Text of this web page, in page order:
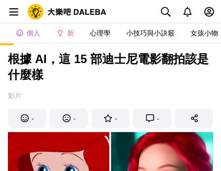
個人 新 心理學 小技巧與小訣竅 女孩小物
根據 AI，這 15 部迪士尼電影翻拍該是
什麼樣
影片
- - - -